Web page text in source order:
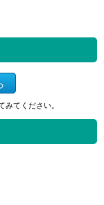
てください。